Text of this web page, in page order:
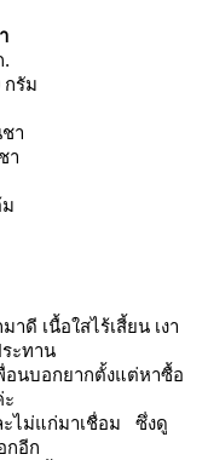
.
กรัม
า
า
ดี เนื้อใสไร้เสี้ยน เงา
ะทาน
นบอกยากตั้งแต่หาซื้อ
ไม่แก่มาเชื่อม ซึ่งดู
กอีก